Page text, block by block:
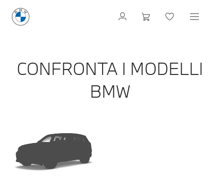
CONFRONTA I MODELLI
BMW